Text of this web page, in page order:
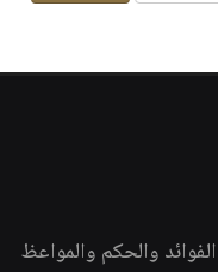
والحكم والمواعظ